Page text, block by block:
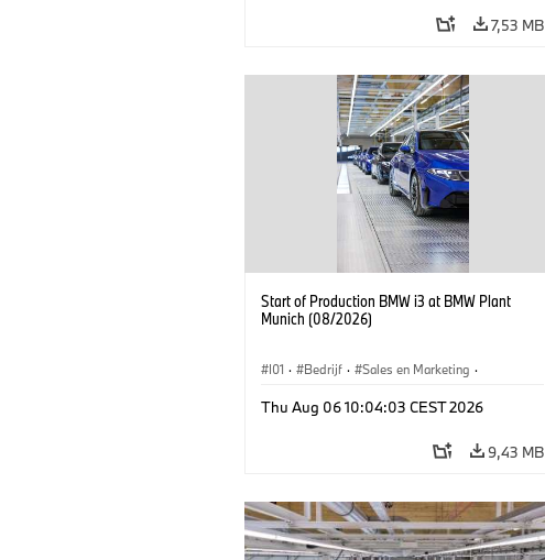
7,53 MB
Start of Production BMW i3 at BMW Plant
Munich (08/2026)
I01 · Bedrijf · Sales en Marketing ·
Thu Aug 06 10:04:03 CEST 2026
9,43 MB